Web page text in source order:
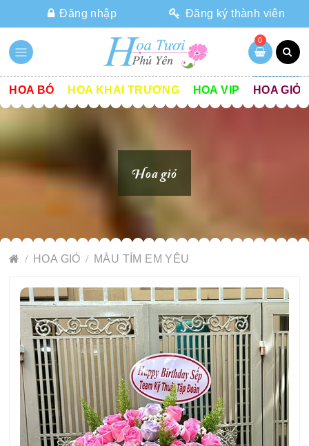
Đăng nhập Đăng ký thành viên
0
HOA BÓ HOA KHAI TRƯƠNG HOA VIP HOA GIỎ
Hoa giỏ
HOA GIỎ MÀU TÍM EM YÊU